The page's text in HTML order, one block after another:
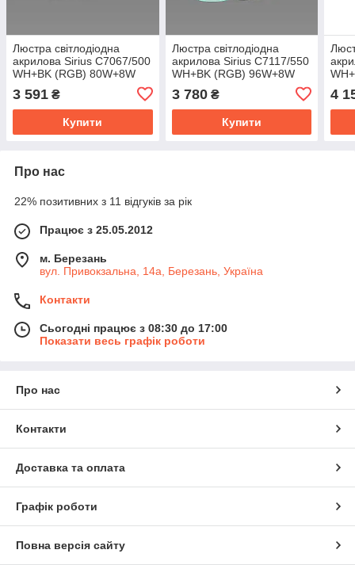
Люстра світлодіодна
акрилова Sirius C7067/500
WH+BK (RGB) 80W+8W
3 591 ₴
Купити
Люстра світлодіодна
акрилова Sirius C7117/550
WH+BK (RGB) 96W+8W
3 780₴
Купити
4
Про нас
22% позитивних з 11 відгуків за рік
Працює з 25.05.2012
м. Березань
вул. Привокзальна, 14а, Березань, Україна
Контакти
Сьогодні працює з 08:30 до 17:00
Показати весь графік роботи
Про нас
Контакти
Доставка та оплата
Графік роботи
Повна версія сайту